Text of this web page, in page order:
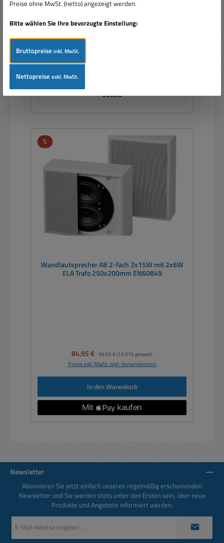
Preise inkl. MwSt. zzgl. Versandkosten
Details
%Rabatt
Wandlautsprecher AB 2-fach 2x15W mit 2x6W
ELA Trafo 250x200mm EN60849
Verkaufspreis:
84,95 € Regulärer Preis:
99,95 € (15.01% gespart)
Preise inkl. MwSt. zzgl. Versandkosten
In den Warenkorb
Newsletter
Abonnieren Sie jetzt einfach unseren regelmäßig erscheinenden
Newsletter und Sie werden stets unter den Ersten sein, über neue
Produkte und Angebote informiert werden.
Mail-
Preise ohne MwSt. (netto) angezeigt werden.
Bitte wählen Sie Ihre bevorzugte Einstellung:
Bruttopreiseinkl. MwSt.
Nettopreiseexkl. MwSt.